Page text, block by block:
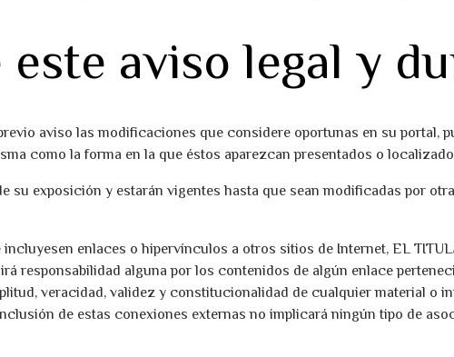
aviso legal y
aviso las modificaciones que considere oportunas en su portal,
como la forma en la que éstos aparezcan presentados o
exposición y estarán vigentes hasta que sean modificadas por
enlaces o hipervínculos a otros sitios de Internet, EL
responsabilidad alguna por los contenidos de algún enlace
veracidad, validez y constitucionalidad de cualquier material o
de estas conexiones externas no implicará ningún tipo de